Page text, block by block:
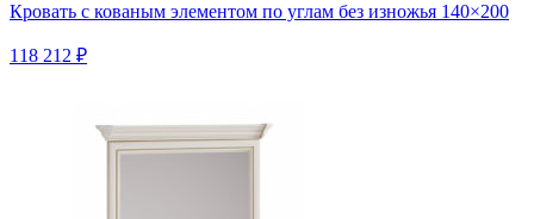
Кровать с кованым элементом по углам без изножья 140×200
118 212 ₽